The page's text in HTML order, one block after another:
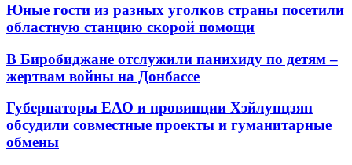
Юные гости из разных уголков страны посетили
областную станцию скорой помощи
В Биробиджане отслужили панихиду по детям –
жертвам войны на Донбассе
Губернаторы ЕАО и провинции Хэйлунцзян
обсудили совместные проекты и гуманитарные
обмены